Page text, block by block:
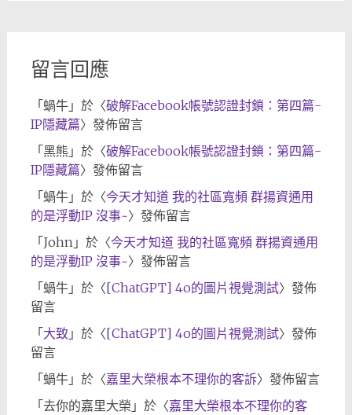
留言回應
「蝸牛」於〈破解Facebook帳號認證封鎖：第四篇-
IP隱藏篇〉發佈留言
「黑熊 」於〈破解Facebook帳號認證封鎖：第四篇-
IP隱藏篇〉發佈留言
「蝸牛」於〈今天才知道 我的社區寬頻 群揚資通用
的是浮動IP 沒事~〉發佈留言
「John 」於〈今天才知道 我的社區寬頻 群揚資通用
的是浮動IP 沒事~〉發佈留言
「蝸牛」於〈[ChatGPT] 4o的圖片視覺測試〉發佈
留言
「大致 」於〈[ChatGPT] 4o的圖片視覺測試〉發佈
留言
「蝸牛」於〈嘉里大榮根本不理你的客訴〉發佈留言
「去你的嘉里大榮 」於〈嘉里大榮根本不理你的客